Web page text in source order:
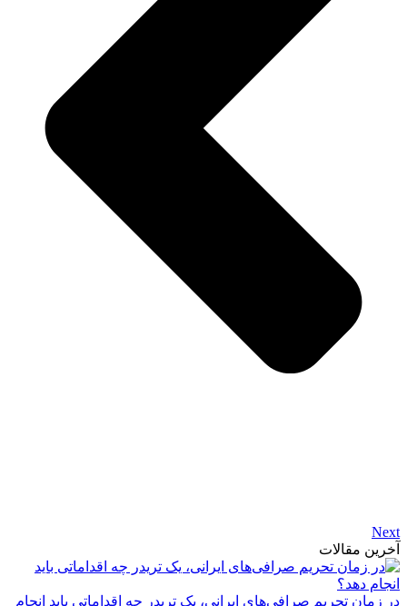
Next
آخرین مقالات
در زمان تحریم صرافی‌های ایرانی، یک تریدر چه اقداماتی باید انجام